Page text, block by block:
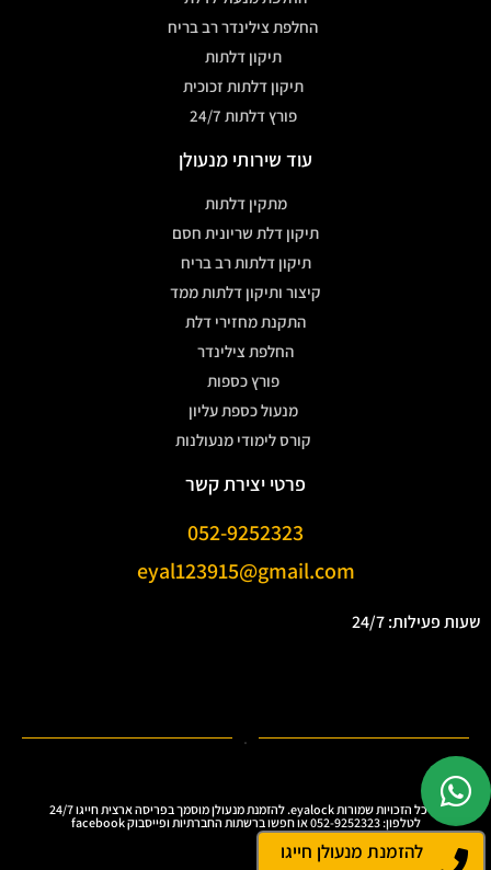
החלפת צילינדר רב בריח
תיקון דלתות
תיקון דלתות זכוכית
פורץ דלתות 24/7
עוד שירותי מנעולן
מתקין דלתות
תיקון דלת שריונית חסם
תיקון דלתות רב בריח
קיצור ותיקון דלתות ממד
התקנת מחזירי דלת
החלפת צילינדר
פורץ כספות
מנעול כספת עליון
קורס לימודי מנעולנות
פרטי יצירת קשר
052-9252323
eyal123915@gmail.com
שעות פעילות: 24/7
.
Ⓒ כל הזכויות שמורות eyalock. להזמנת מנעולן מוסמך בפריסה ארצית חייגו 24/7
לטלפון: 052-9252323 או חפשו ברשתות החברתיות ופייסבוק facebook
להזמנת מנעולן חייגו